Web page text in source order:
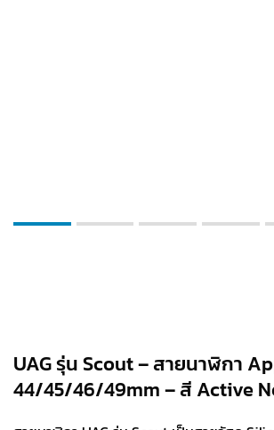
UAG รุ่น Scout – สายนาฬิกา
44/45/46/49mm – สี Active